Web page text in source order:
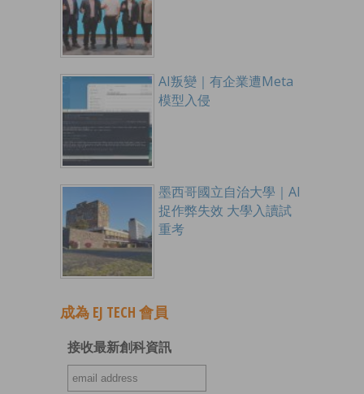
AI叛變｜有企業遭Meta
模型入侵
墨西哥國立自治大學｜AI
捉作弊失效 大學入讀試
重考
成為 EJ TECH 會員
接收最新創科資訊